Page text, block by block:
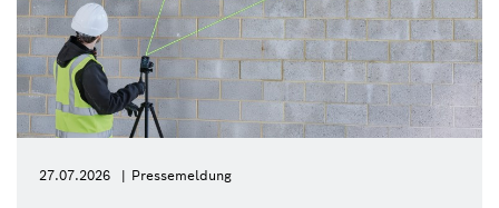
27.07.2026 Pressemeldung